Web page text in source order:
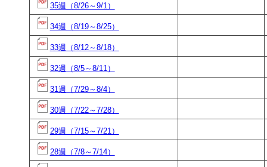
35週（8/26～9/1）
34週（8/19～8/25）
33週（8/12～8/18）
32週（8/5～8/11）
31週（7/29～8/4）
30週（7/22～7/28）
29週（7/15～7/21）
28週（7/8～7/14）